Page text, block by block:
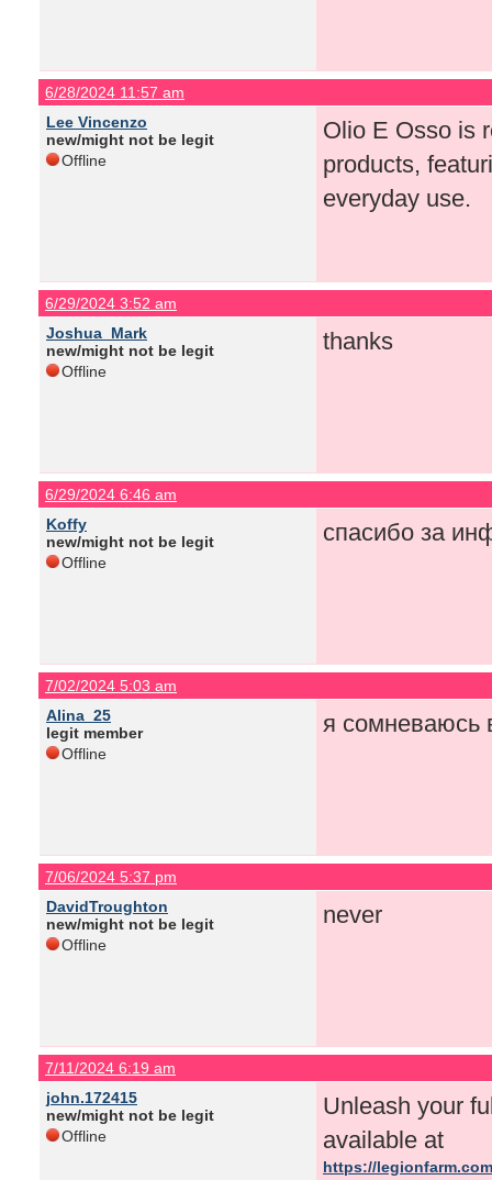
6/28/2024 11:57 am
Lee Vincenzo
new/might not be legit
Offline
Olio E Osso is
products,
everyday use.
6/29/2024 3:52 am
Joshua_Mark
new/might not be legit
Offline
thanks
6/29/2024 6:46 am
Koffy
new/might not be legit
Offline
спасибо за
7/02/2024 5:03 am
Alina_25
legit member
Offline
я сомневаюсь
7/06/2024 5:37 pm
DavidTroughton
new/might not be legit
Offline
never
7/11/2024 6:19 am
john.172415
new/might not be legit
Offline
Unleash your
available at
https://